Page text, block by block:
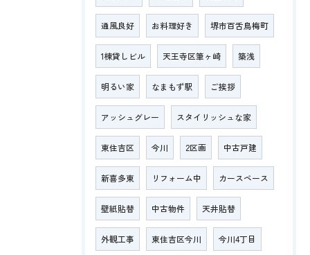
通風良好 お料理好き 堺市百舌鳥梅町
1棟貸しビル 天王寺区筆ヶ崎 築浅
明るい家 なまもず駅 ご挨拶
アッシュグレー スタイリッシュな家
東住吉区 今川 2区画 中古戸建
新喜多東 リフォーム中 カースペース
壁紙貼替 中古物件 天井貼替
外観工事 東住吉区今川 今川4丁目